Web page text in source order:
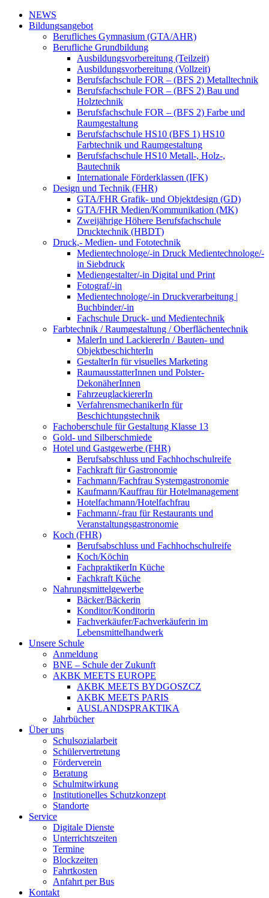
NEWS
Bildungsangebot
Berufliches Gymnasium (GTA/AHR)
Berufliche Grundbildung
Ausbildungsvorbereitung (Teilzeit)
Ausbildungsvorbereitung (Vollzeit)
Berufsfachschule FOR – (BFS 2) Metalltechnik
Berufsfachschule FOR – (BFS 2) Bau und
Holztechnik
Berufsfachschule FOR – (BFS 2) Farbe und
Raumgestaltung
Berufsfachschule HS10 (BFS 1) HS10
Farbtechnik und Raumgestaltung
Berufsfachschule HS10 Metall-, Holz-,
Bautechnik
Internationale Förderklassen (IFK)
Design und Technik (FHR)
GTA/FHR Grafik- und Objektdesign (GD)
GTA/FHR Medien/Kommunikation (MK)
Zweijährige Höhere Berufsfachschule
Drucktechnik (HBDT)
Druck,- Medien- und Fototechnik
Medientechnologe/-in Druck Medientechnologe/-
in Siebdruck
Mediengestalter/-in Digital und Print
Fotograf/-in
Medientechnologe/-in Druckverarbeitung |
Buchbinder/-in
Fachschule Druck- und Medientechnik
Farbtechnik / Raumgestaltung / Oberflächentechnik
MalerIn und LackiererIn / Bauten- und
ObjektbeschichterIn
GestalterIn für visuelles Marketing
RaumausstatterInnen und Polster-
DekonäherInnen
FahrzeuglackiererIn
VerfahrensmechanikerIn für
Beschichtungstechnik
Fachoberschule für Gestaltung Klasse 13
Gold- und Silberschmiede
Hotel und Gastgewerbe (FHR)
Berufsabschluss und Fachhochschulreife
Fachkraft für Gastronomie
Fachmann/Fachfrau Systemgastronomie
Kaufmann/Kauffrau für Hotelmanagement
Hotelfachmann/Hotelfachfrau
Fachmann/-frau für Restaurants und
Veranstaltungsgastronomie
Koch (FHR)
Berufsabschluss und Fachhochschulreife
Koch/Köchin
FachpraktikerIn Küche
Fachkraft Küche
Nahrungsmittelgewerbe
Bäcker/Bäckerin
Konditor/Konditorin
Fachverkäufer/Fachverkäuferin im
Lebensmittelhandwerk
Unsere Schule
Anmeldung
BNE – Schule der Zukunft
AKBK MEETS EUROPE
AKBK MEETS BYDGOSZCZ
AKBK MEETS PARIS
AUSLANDSPRAKTIKA
Jahrbücher
Über uns
Schulsozialarbeit
Schülervertretung
Förderverein
Beratung
Schulmitwirkung
Institutionelles Schutzkonzept
Standorte
Service
Digitale Dienste
Unterrichtszeiten
Termine
Blockzeiten
Fahrtkosten
Anfahrt per Bus
Kontakt